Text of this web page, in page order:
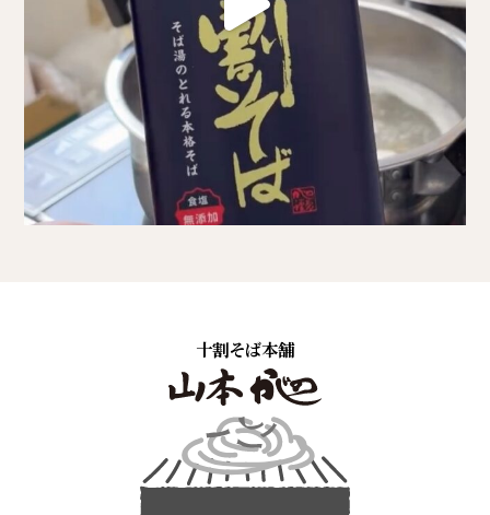
十割そば本舗